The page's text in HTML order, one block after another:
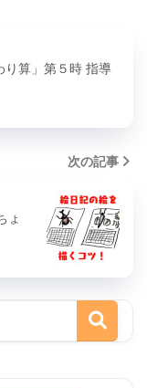
り算」第５時 指導
次の記事
ょ